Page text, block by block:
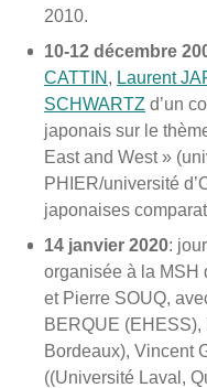
2010.
10-12 décembre
CATTIN , Laurent
SCHWARTZ d’un
japonais sur le
East and West »
PHIER/université
japonaises
14 janvier 2020:
organisée à la MSH
et Pierre SOUQ,
BERQUE
Bordeaux), Vincent
((Université Laval,